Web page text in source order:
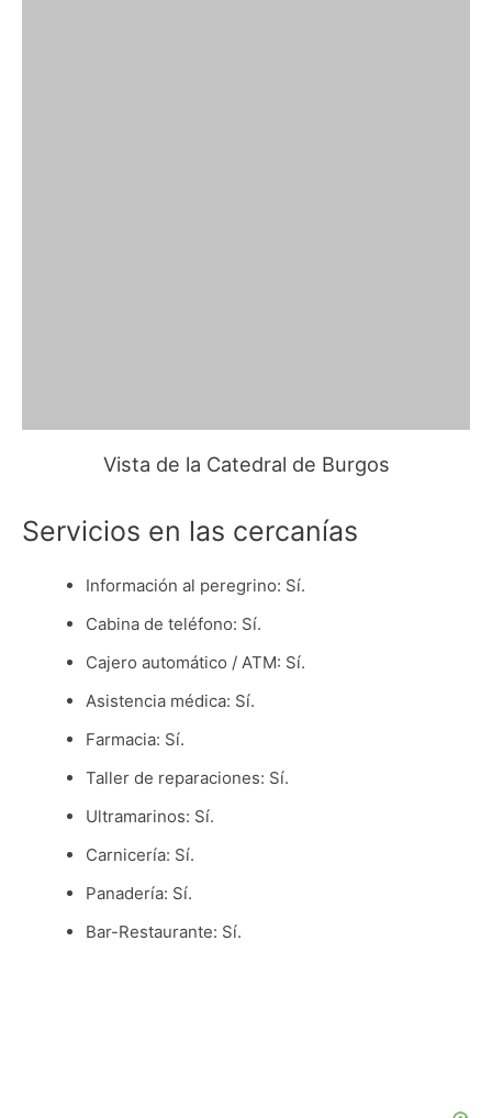
Vista de la Catedral de Burgos
Servicios en las cercanías
Información al peregrino: Sí.
Cabina de teléfono: Sí.
Cajero automático / ATM: Sí.
Asistencia médica: Sí.
Farmacia: Sí.
Taller de reparaciones: Sí.
Ultramarinos: Sí.
Carnicería: Sí.
Panadería: Sí.
Bar-Restaurante: Sí.